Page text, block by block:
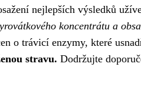
nejlepších výsledků
koncentrátu a
o trávicí enzymy, které
stravu. Dodržujte